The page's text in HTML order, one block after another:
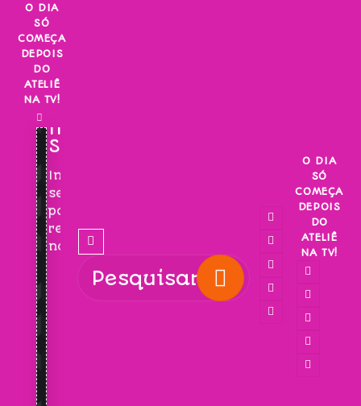
Skip
content
O DIA
SÓ
COMEÇA
DEPOIS
DO
ATELIÊ
NA TV!
INSCREVA-
SE!
Inscreva-
se
para
receber
novidades!
O DIA
SÓ
COMEÇA
DEPOIS
DO
ATELIÊ
NA TV!